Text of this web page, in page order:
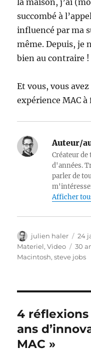
la maison, j’ai
succombé à
influencé par ma
même. Depuis, je
bien au contraire !
Et vous, vous
expérience MAC
Auteur/
Créateur
d'années.
parler de
Afficher
Auteur
julien haler
le
24
Materiel,Video 30
Macintosh,steve jobs
4 réflexions
ans
MAC »